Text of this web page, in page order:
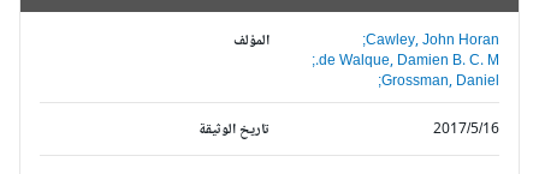
المؤلف
Cawley, John Horan;
de Walque, Damien B. C. M.;
Grossman, Daniel;
تاريخ الوثيقة
2017/5/16